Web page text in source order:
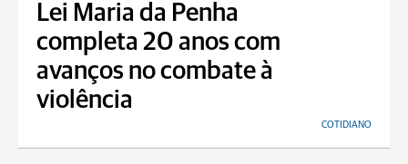
Lei Maria da Penha
completa 20 anos com
avanços no combate à
violência
COTIDIANO